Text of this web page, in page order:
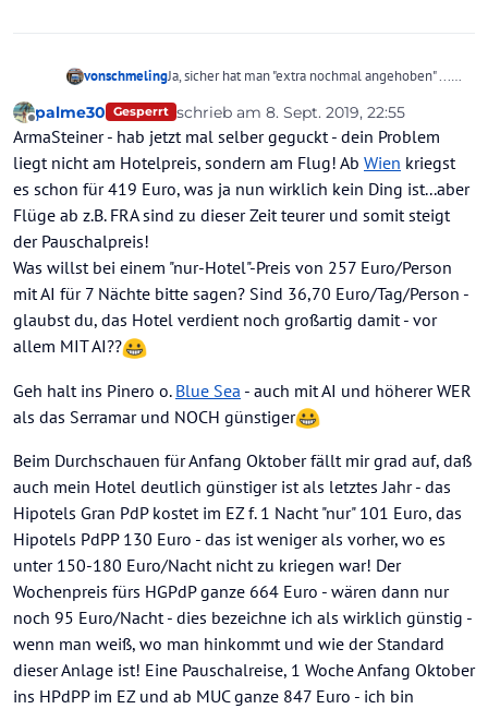
vonschmelingJa, sicher hat man "extra nochmal angehoben" ...
Und 450 Tacken für eine Woche Flug und Hotel ist
natürlich n rip-off!
Offline
palme30 Gesperrt schrieb am 8. Sept. 2019, 22:55
zuletzt editiert von palme309. Aug.
ArmaSteiner - hab jetzt mal selber geguckt - dein Problem
liegt nicht am Hotelpreis, sondern am Flug! Ab Wien kriegst
es schon für 419 Euro, was ja nun wirklich kein Ding ist...aber
Flüge ab z.B. FRA sind zu dieser Zeit teurer und somit steigt
der Pauschalpreis!
Was willst bei einem "nur-Hotel"-Preis von 257 Euro/Person
mit AI für 7 Nächte bitte sagen? Sind 36,70 Euro/Tag/Person -
glaubst du, das Hotel verdient noch großartig damit - vor
allem MIT AI??
Geh halt ins Pinero o. Blue Sea - auch mit AI und höherer WER
als das Serramar und NOCH günstiger
Beim Durchschauen für Anfang Oktober fällt mir grad auf, daß
auch mein Hotel deutlich günstiger ist als letztes Jahr - das
Hipotels Gran PdP kostet im EZ f. 1 Nacht "nur" 101 Euro, das
Hipotels PdPP 130 Euro - das ist weniger als vorher, wo es
unter 150-180 Euro/Nacht nicht zu kriegen war! Der
Wochenpreis fürs HGPdP ganze 664 Euro - wären dann nur
noch 95 Euro/Nacht - dies bezeichne ich als wirklich günstig -
wenn man weiß, wo man hinkommt und wie der Standard
dieser Anlage ist! Eine Pauschalreise, 1 Woche Anfang Oktober
ins HPdPP im EZ und ab MUC ganze 847 Euro - ich bin